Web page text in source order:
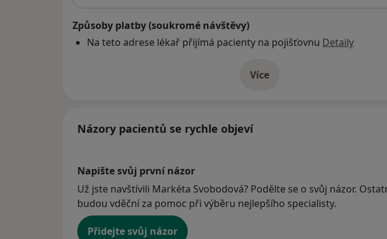
Způsoby platby (soukromé návštěvy)
Na teto adrese lékař přijímá pacienty na pojišťovnu Detaily
Víceo adrese
Názory pacientů se rychle objeví
Napište svůj první názor
Už jste navštívili Markéta Svobodová? Podělte se o svůj názor.
budou vděční za pomoc při výběru nejlepšího specialisty.
Přidejte svůj názor